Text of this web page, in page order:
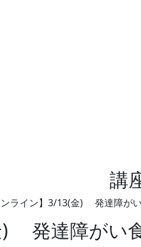
講
ンライン】3/13(金) 発達障が
) 発達障がい